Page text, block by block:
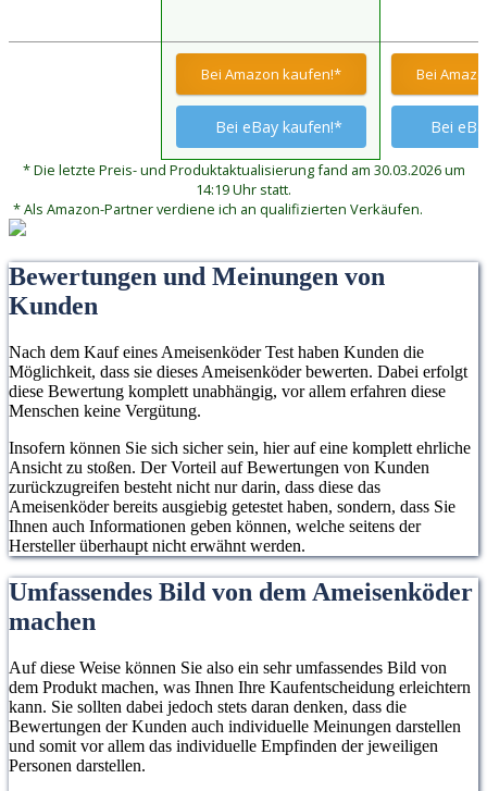
und
und
Bei Amazon kaufen!*
Bei eBay kaufen!*
Bei
Bei
* Die letzte Preis- und Produktaktualisierung fand am 30.03.2026 um
14:19 Uhr statt.
* Als Amazon-Partner verdiene ich an qualifizierten Verkäufen.
Bewertungen und Meinungen von
Kunden
Nach dem Kauf eines Ameisenköder Test haben Kunden die
Möglichkeit, dass sie dieses Ameisenköder bewerten. Dabei erfolgt
diese Bewertung komplett unabhängig, vor allem erfahren diese
Menschen keine Vergütung.
Insofern können Sie sich sicher sein, hier auf eine komplett ehrliche
Ansicht zu stoßen. Der Vorteil auf Bewertungen von Kunden
zurückzugreifen besteht nicht nur darin, dass diese das
Ameisenköder bereits ausgiebig getestet haben, sondern, dass Sie
Ihnen auch Informationen geben können, welche seitens der
Hersteller überhaupt nicht erwähnt werden.
Umfassendes Bild von dem Ameisenköder
machen
Auf diese Weise können Sie also ein sehr umfassendes Bild von
dem Produkt machen, was Ihnen Ihre Kaufentscheidung erleichtern
kann. Sie sollten dabei jedoch stets daran denken, dass die
Bewertungen der Kunden auch individuelle Meinungen darstellen
und somit vor allem das individuelle Empfinden der jeweiligen
Personen darstellen.